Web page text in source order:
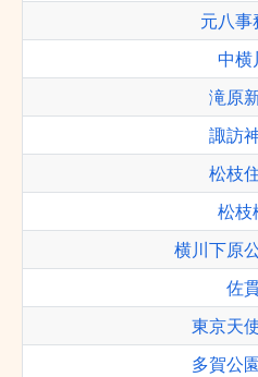
元八事
中横
滝原
諏訪
松枝
松枝
横川下原
佐
東京天
多賀公